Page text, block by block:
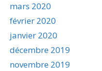
mars 2020
février 2020
janvier 2020
décembre 2019
novembre 2019